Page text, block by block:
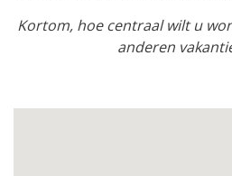
Kortom, hoe centraal wilt u
anderen